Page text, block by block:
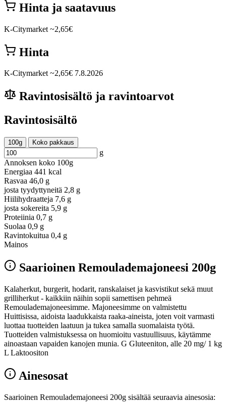
Hinta ja saatavuus
K-Citymarket ~2,65€
Hinta
K-Citymarket ~2,65€ 7.8.2026
Ravintosisältö ja ravintoarvot
Ravintosisältö
100g Koko pakkaus
g
Annoksen koko 100g
Energiaa 441 kcal
Rasvaa 46,0 g
josta tyydyttyneitä 2,8 g
Hiilihydraatteja 7,6 g
josta sokereita 5,9 g
Proteiinia 0,7 g
Suolaa 0,9 g
Ravintokuitua 0,4 g
Mainos
Saarioinen Remoulademajoneesi 200g
Kalaherkut, burgerit, hodarit, ranskalaiset ja kasvistikut sekä muut
grilliherkut - kaikkiin näihin sopii samettisen pehmeä
Remoulademajoneesimme. Majoneesimme on valmistettu
Huittisissa, aidoista laadukkaista raaka-aineista, joten voit varmasti
luottaa tuotteiden laatuun ja tukea samalla suomalaista työtä.
Tuotteiden valmistuksessa on huomioitu vastuullisuus, käytämme
ainoastaan vapaiden kanojen munia. G Gluteeniton, alle 20 mg/ 1 kg
L Laktoositon
Ainesosat
Saarioinen Remoulademajoneesi 200g sisältää seuraavia ainesosia: